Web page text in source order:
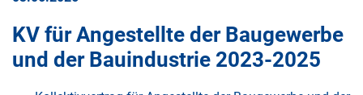
KV für Angestellte der Baugewerbe
und der Bauindustrie 2023-2025